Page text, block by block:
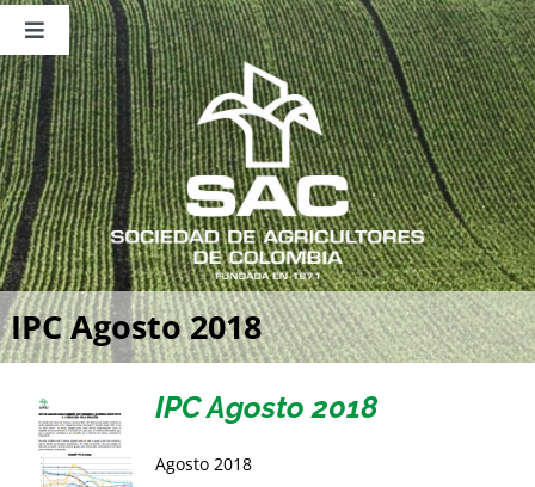
Saltar
contenido
Toggle
Navigation
Nosotros
Publicaciones
Sala de Prensa
Eventos
IPC Agosto 2018
IPC Agosto 2018
Agosto 2018